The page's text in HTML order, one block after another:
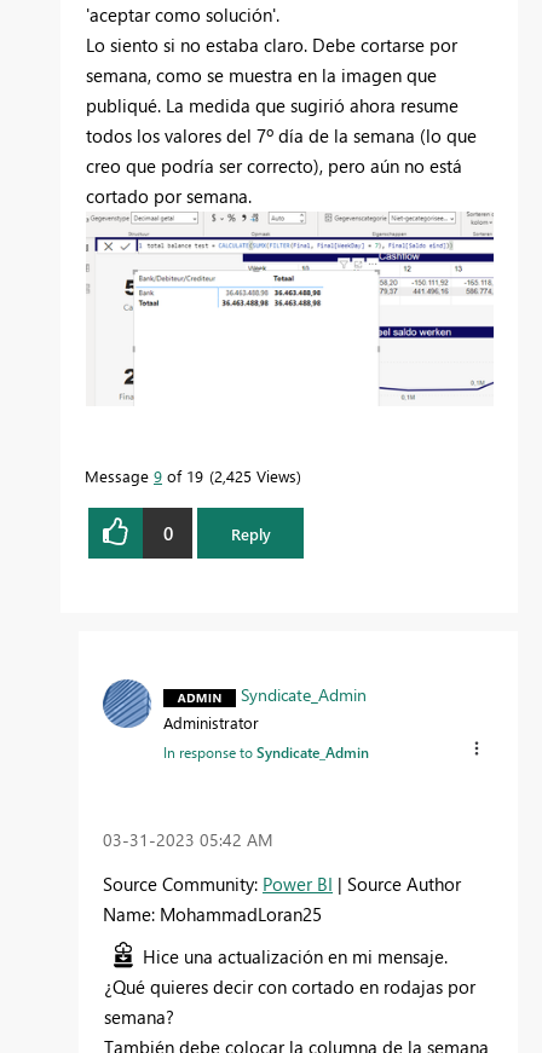
'aceptar como solución'.
Lo siento si no estaba claro. Debe cortarse por
semana, como se muestra en la imagen que
publiqué. La medida que sugirió ahora resume
todos los valores del 7º día de la semana (lo que
creo que podría ser correcto), pero aún no está
cortado por semana.
Message 9 of 19 2,425 Views
0 Reply
Syndicate_Admin
Administrator
In response toSyndicate_Admin
‎03-31-2023 05:42 AM
Source Community: Power BI | Source Author
Name: MohammadLoran25
Hice una actualización en mi mensaje.
¿Qué quieres decir con cortado en rodajas por
semana?
También debe colocar la columna de la semana